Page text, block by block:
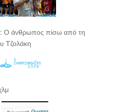
Ο άνθρωπος πίσω από τη
Τζολάκη